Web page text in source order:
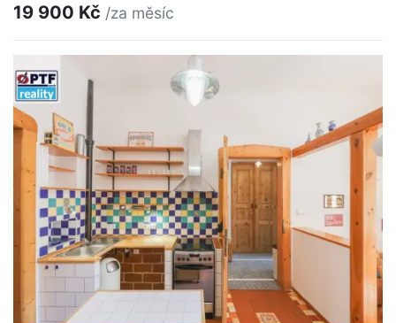
19 900 Kč /za měsíc